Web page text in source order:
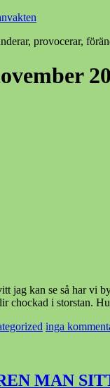
provocerar,
jag kan se så har vi
chockad i storstan.
inga
MAN